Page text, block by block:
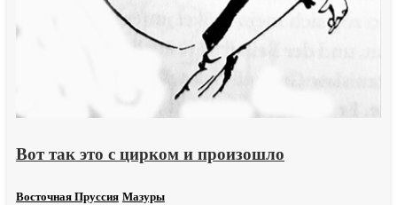
Вот так это с цирком и произошло
Восточная Пруссия Мазуры